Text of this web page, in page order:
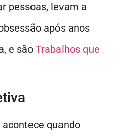
pessoas, levam a
após anos
e são Trabalhos que
quando